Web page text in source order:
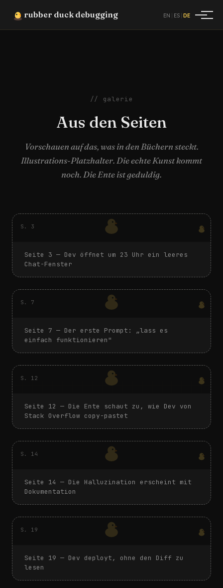
rubber duck debugging EN | ES | DE
// galerie
Aus den Seiten
Vorschauen auf das, was in den Büchern steckt.
Illustrations-Platzhalter. Die echte Kunst kommt
noch. Die Ente ist geduldig.
S. 3
Seite 3 — Dev öffnet um 23 Uhr ein leeres
Chat-Fenster
S. 7
Seite 7 — Der erste Prompt: „lass es
einfach funktionieren"
S. 12
Seite 12 — Die Ente schaut zu, wie Dev von
Stack Overflow copy-pastet
S. 14
Seite 14 — Die Halluzination erscheint mit
Dokumentation
S. 19
Seite 19 — Dev deployt, ohne den Diff zu
lesen